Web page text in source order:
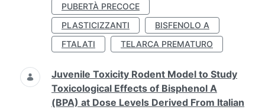
PUBERTÀ PRECOCE
PLASTICIZZANTI
BISFENOLO A
FTALATI
TELARCA PREMATURO
Juvenile Toxicity Rodent Model to Study
Toxicological Effects of Bisphenol A
(BPA) at Dose Levels Derived From Italian